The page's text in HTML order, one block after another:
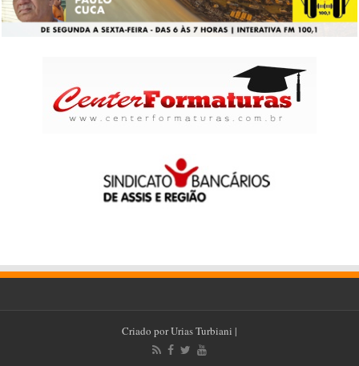
Criado porUrias Turbiani |